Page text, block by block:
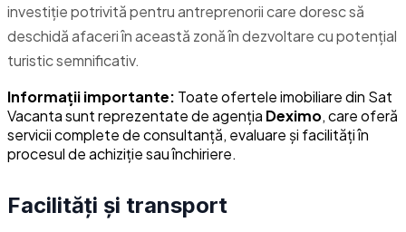
investiție potrivită pentru antreprenorii care doresc să
deschidă afaceri în această zonă în dezvoltare cu potențial
turistic semnificativ.
Informații importante: Toate ofertele imobiliare din Sat
Vacanta sunt reprezentate de agenția Deximo, care oferă
servicii complete de consultanță, evaluare și facilități în
procesul de achiziție sau închiriere.
Facilități și transport